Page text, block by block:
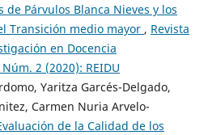
de Párvulos Blanca Nieves y los
Transición medio mayor , Revista
en Docencia
2 (2020): REIDU
Yaritza Garcés-Delgado,
Carmen Nuria Arvelo-
de la Calidad de los